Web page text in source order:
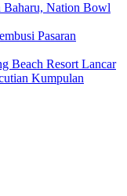
Baharu, Nation Bowl
Pasaran
Beach Resort Lancar
Kumpulan